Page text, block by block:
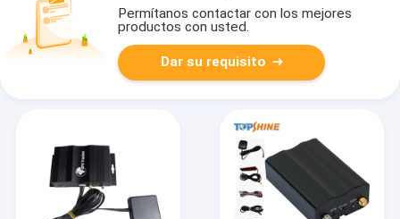
Permítanos contactar con los mejores
productos con usted.
Dar su requisito